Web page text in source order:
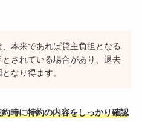
本来であれば貸主負担となる
されている場合があり、退去
なり得ます。
約時に特約の内容をしっかり確認